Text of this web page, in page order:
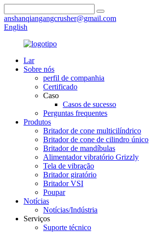
anshanqiangangcrusher@gmail.com
English
Lar
Sobre nós
perfil de companhia
Certificado
Caso
Casos de sucesso
Perguntas frequentes
Produtos
Britador de cone multicilíndrico
Britador de cone de cilindro único
Britador de mandíbulas
Alimentador vibratório Grizzly
Tela de vibração
Britador giratório
Britador VSI
Poupar
Notícias
Notícias/Indústria
Serviços
Suporte técnico